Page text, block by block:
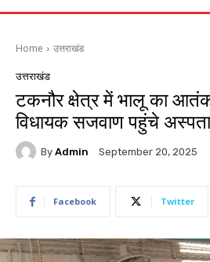
Home उत्तराखंड
उत्तराखंड
टकनौर क्षेत्र में भालू का
विधायक सजवाण पहुंचे
By Admin September 20, 2025
Facebook Twitter